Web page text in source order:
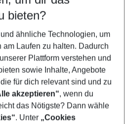
5-8 Nächte
anzeigen
bieten?
ähnliche Technologien, um
am Laufen zu halten. Dadurch
Plattform verstehen und
sowie Inhalte, Angebote
für dich relevant sind und zu
akzeptieren“, wenn du
das Nötigste? Dann wähle
. Unter „Cookies